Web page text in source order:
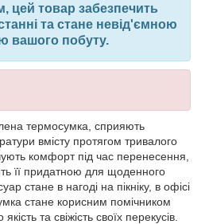
цей товар забезпечить
та стане невід'ємною
вашого побуту.
термосумка, сприяють
вмісту протягом тривалого
комфорт під час перенесення,
її придатною для щоденного
стане в нагоді на пікніку, в офісі
стане корисним помічником
та свіжість своїх перекусів.